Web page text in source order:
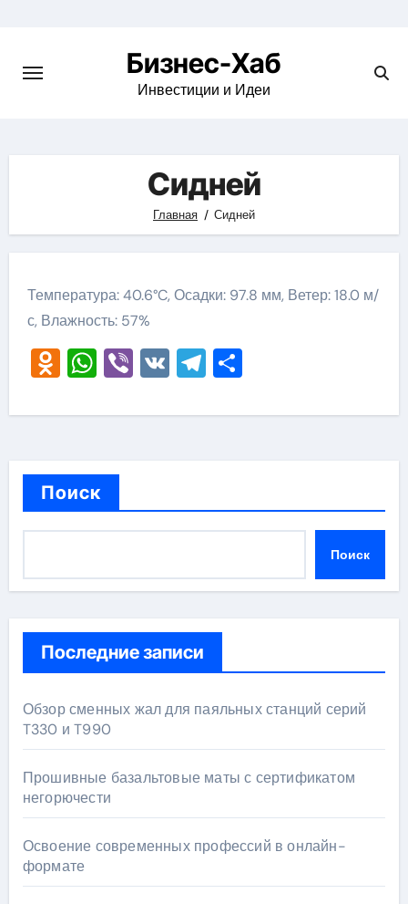
content
Бизнес-Хаб
Инвестиции и Идеи
Сидней
Главная Сидней
Температура: 40.6°C, Осадки: 97.8 мм, Ветер: 18.0 м/
с, Влажность: 57%
Odnoklassniki
WhatsApp
Viber
VKTelegram
Отправить
Поиск
Поиск
Последние записи
Обзор сменных жал для паяльных станций серий
T330 и T990
Прошивные базальтовые маты с сертификатом
негорючести
Освоение современных профессий в онлайн-
формате